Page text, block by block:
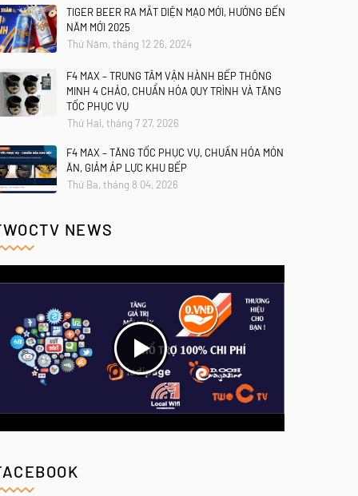
TIGER BEER RA MẮT DIỆN MẠO MỚI, HƯỚNG ĐẾN
NĂM MỚI 2025
Thứ Năm, tháng 12 26, 2024
F4 MAX – TRUNG TÂM VẬN HÀNH BẾP THÔNG
MINH 4 CHẢO, CHUẨN HÓA QUY TRÌNH VÀ TĂNG
TỐC PHỤC VỤ
Thứ Hai, tháng 7 27, 2026
F4 MAX – TĂNG TỐC PHỤC VỤ, CHUẨN HÓA MÓN
ĂN, GIẢM ÁP LỰC KHU BẾP
Thứ Ba, tháng 8 04, 2026
NEWS